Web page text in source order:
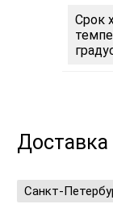
Срок
Доставка
Санкт-